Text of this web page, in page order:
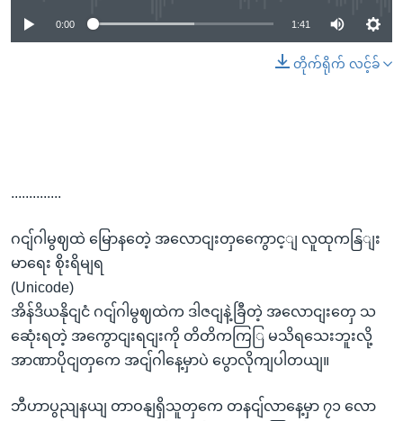
0:00 1:41
တိုက်ရိုက် လင့်ခ်
..............
ဂငျ်ဂါမွဈထဲ မြောနတေဲ့ အလောငျးတှကွေောင့ျ လူထုကနြျး
မာရေး စိုးရိမျရ
(Unicode)
အိန်ဒိယနိုငျငံ ဂငျ်ဂါမွဈထဲက ဒါဇငျနဲ့ခြီတဲ့ အလောငျးတှေ သ
ဆေုံးရတဲ့ အကွောငျးရငျးကို တိတိကကြြ မသိရသေးဘူးလို့
အာဏာပိုငျတှကေ အငျ်ဂါနေ့မှာပဲ ပွောလိုကျပါတယျ။
ဘီဟာပွညျနယျ တာဝနျရှိသူတှကေ တနငျ်လာနေ့မှာ ၇၁ လော